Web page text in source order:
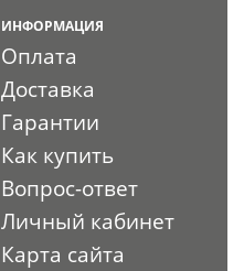
ИНФОРМАЦИЯ
Оплата
Доставка
Гарантии
Как купить
Вопрос-ответ
Личный кабинет
Карта сайта